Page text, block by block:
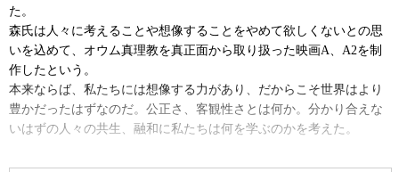
死刑 人は人を殺せる。でも人
は、人を救いたいとも思う
界
た。
森氏は人々に考えることや想像することをやめて欲しくないとの思
いを込めて、オウム真理教を真正面から取り扱った映画A、A2を制
作したという。
本来ならば、私たちには想像する力があり、だからこそ世界はより
豊かだったはずなのだ。公正さ、客観性さとは何か。分かり合えな
いはずの人々の共生、融和に私たちは何を学ぶのかを考えた。